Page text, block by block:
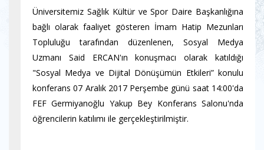
Üniversitemiz Sağlık Kültür ve Spor Daire Başkanlığına
bağlı olarak faaliyet gösteren İmam Hatip Mezunları
Topluluğu tarafından düzenlenen, Sosyal Medya
Uzmanı Said ERCAN'ın konuşmacı olarak katıldığı
"Sosyal Medya ve Dijital Dönüşümün Etkileri” konulu
konferans 07 Aralık 2017 Perşembe günü saat 14:00'da
FEF Germiyanoğlu Yakup Bey Konferans Salonu'nda
öğrencilerin katılımı ile gerçekleştirilmiştir.